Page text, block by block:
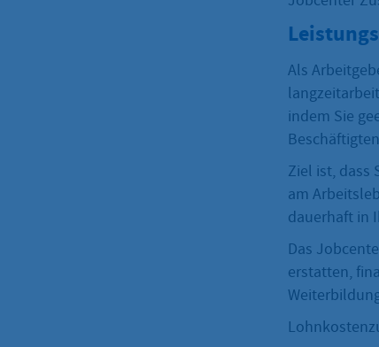
Als
indem Sie
Ziel ist, dass
am
dauerhaft in
Das
erstatten,